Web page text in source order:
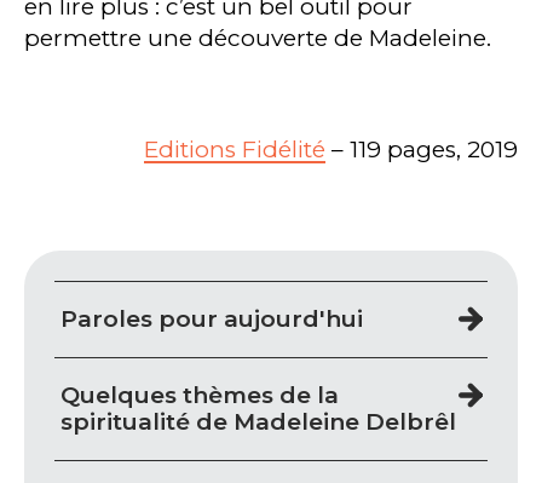
en lire plus : c’est un bel outil pour
permettre une découverte de Madeleine.
Editions Fidélité – 119 pages, 2019
Paroles pour aujourd'hui
Quelques thèmes de la
spiritualité de Madeleine Delbrêl